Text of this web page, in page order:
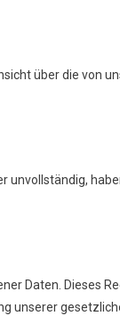
über die von
Daten. Dieses
unserer